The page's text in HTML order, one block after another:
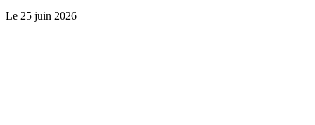
Le 25 juin 2026